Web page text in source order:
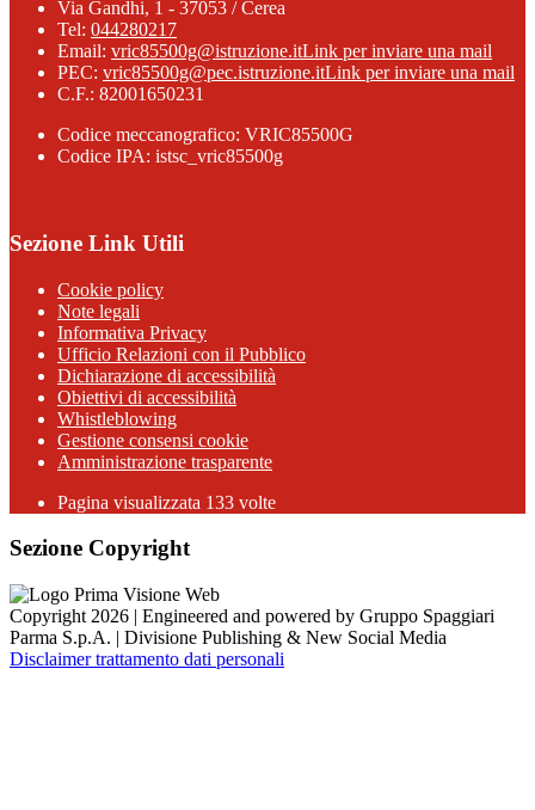
Via Gandhi, 1 - 37053 / Cerea
Tel: 044280217
Email: vric85500g@istruzione.itLink per inviare una mail
PEC: vric85500g@pec.istruzione.itLink per inviare una mail
C.F.: 82001650231
Codice meccanografico: VRIC85500G
Codice IPA: istsc_vric85500g
Sezione Link Utili
Cookie policy
Note legali
Informativa Privacy
Ufficio Relazioni con il Pubblico
Dichiarazione di accessibilità
Obiettivi di accessibilità
Whistleblowing
Gestione consensi cookie
Amministrazione trasparente
Pagina visualizzata 133 volte
Sezione Copyright
Copyright 2026 | Engineered and powered by Gruppo Spaggiari
Parma S.p.A. | Divisione Publishing & New Social Media
Disclaimer trattamento dati personali